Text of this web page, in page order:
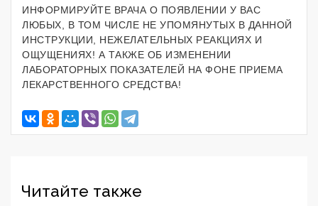
ИНФОРМИРУЙТЕ ВРАЧА О ПОЯВЛЕНИИ У ВАС
ЛЮБЫХ, В ТОМ ЧИСЛЕ НЕ УПОМЯНУТЫХ В ДАННОЙ
ИНСТРУКЦИИ, НЕЖЕЛАТЕЛЬНЫХ РЕАКЦИЯХ И
ОЩУЩЕНИЯХ! А ТАКЖЕ ОБ ИЗМЕНЕНИИ
ЛАБОРАТОРНЫХ ПОКАЗАТЕЛЕЙ НА ФОНЕ ПРИЕМА
ЛЕКАРСТВЕННОГО СРЕДСТВА!
Читайте также